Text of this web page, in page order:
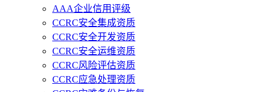
AAA企业信用评级
CCRC安全集成资质
CCRC安全开发资质
CCRC安全运维资质
CCRC风险评估资质
CCRC应急处理资质